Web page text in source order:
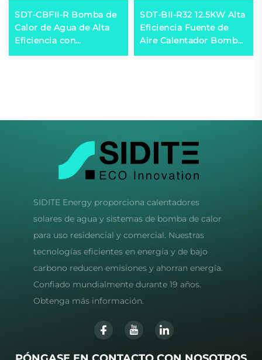
SDT-CBFII-R Bomba de
Calor de Agua de Alta
Eficiencia con
SDT-BII-R32 12.5KW Alta
Eficiencia Fuente de
Aire Calentador Bomba
SIDITE Energy proporciona calentadores
solares de agua y sistemas de bomba de calor
para uso residencial y comercial. Nuestras
tecnologías eficientes en energía y de bajo
carbono reducen emisiones y ahorran energía.
Confiado mundialmente durante 19 años.
Obtenga más información.